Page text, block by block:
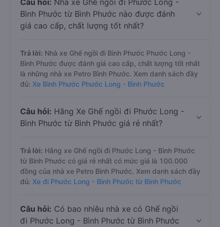
Câu hỏi: Nhà xe Ghế ngồi đi Phước Long -
Bình Phước từ Bình Phước nào được đánh
giá cao cấp, chất lượng tốt nhất?
Trả lời: Nhà xe Ghế ngồi đi Bình Phước Phước Long -
Bình Phước được đánh giá cao cấp, chất lượng tốt nhất
là những nhà xe Petro Bình Phước. Xem danh sách đầy
đủ: Xe Bình Phước Phước Long - Bình Phước
Câu hỏi: Hãng Xe Ghế ngồi đi Phước Long -
Bình Phước từ Bình Phước giá rẻ nhất?
Trả lời: Hãng xe Ghế ngồi đi Phước Long - Bình Phước
từ Bình Phước có giá rẻ nhất có mức giá là 100.000
đồng của nhà xe Petro Bình Phước. Xem danh sách đầy
đủ: Xe đi Phước Long - Bình Phước từ Bình Phước
Câu hỏi: Có bao nhiêu nhà xe có Ghế ngồi
đi Phước Long - Bình Phước từ Bình Phước